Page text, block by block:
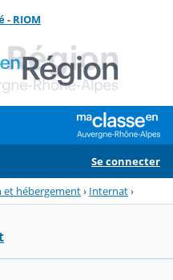
- RIOM
Se connecter
et hébergement› Internat›